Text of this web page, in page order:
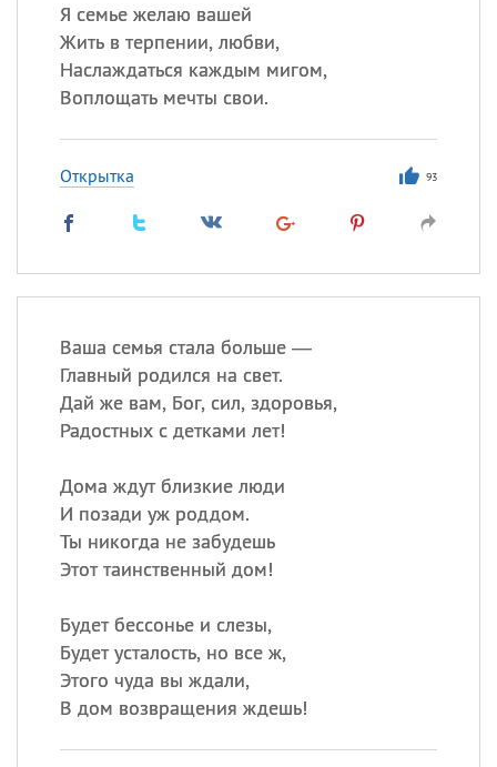
Я семье желаю вашей
Жить в терпении, любви,
Наслаждаться каждым мигом,
Воплощать мечты свои.
Открытка 93
Ваша семья стала больше —
Главный родился на свет.
Дай же вам, Бог, сил, здоровья,
Радостных с детками лет!
Дома ждут близкие люди
И позади уж роддом.
Ты никогда не забудешь
Этот таинственный дом!
Будет бессонье и слезы,
Будет усталость, но все ж,
Этого чуда вы ждали,
В дом возвращения ждешь!